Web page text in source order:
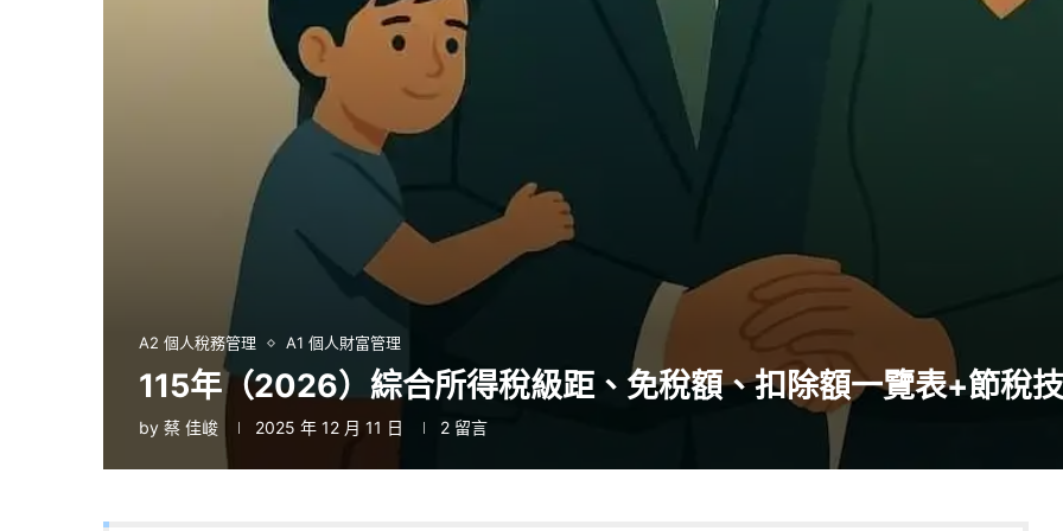
A2 個人稅務管理 A1 個人財富管理
115年（2026）綜合所得稅級距、免稅額、扣除額一覽表+節稅
by 蔡 佳峻 2025 年 12 月 11 日 2 留言